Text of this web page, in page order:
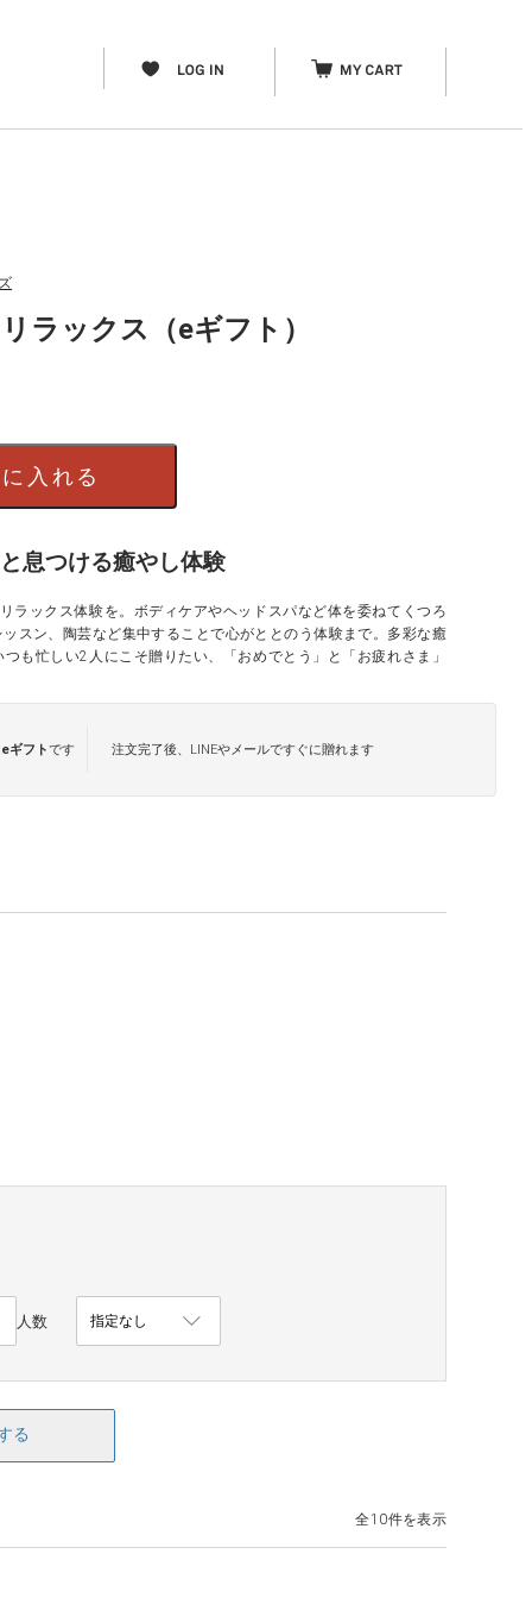
ラックス（eギフト）
入れる
息つける癒やし体験
ラックス体験を。ボディケアやヘッドスパなど体を委ねてくつろ
スン、陶芸など集中することで心がととのう体験まで。多彩な癒
も忙しい2人にこそ贈りたい、「おめでとう」と「お疲れさま」
eギフトです 注文完了後、LINEやメールですぐに贈れます
人数
る
全10件を表示